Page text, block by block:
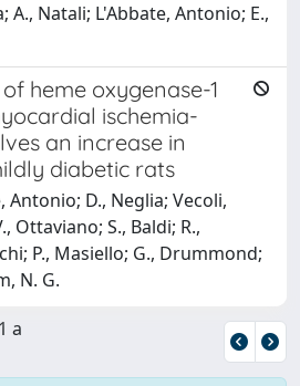
A., Natali; L'Abbate, Antonio; E.,
heme oxygenase-1
ischemia-
an increase in
diabetic rats
Antonio; D., Neglia; Vecoli,
Ottaviano; S., Baldi; R.,
P., Masiello; G., Drummond;
N. G.
a